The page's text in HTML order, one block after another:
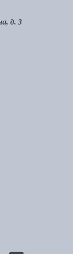
д. 3